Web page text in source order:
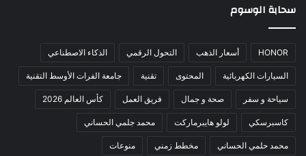
سحابة الوسوم
HONOR أسعار الذهب التحول الرقمي الذكاء الاصطناعي
السيارات الكهربائية المحتوى تقنية جامعة الفرات الأوسط التقنية
سياحة و سفر صحة و جمال فريق العمل كأس العالم 2026
كاسبرسكي لولو هايبرماركت محمد جلمي الحساني
محمد حلمي الحساني مخطط زمني منوعات